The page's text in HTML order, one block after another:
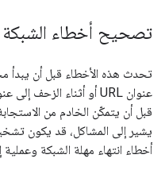
تصحيح أخطاء الشبكة
قبل أن يتمكّن الخادم من
يشير إلى المشاكل، قد يكون
أخطاء انتهاء مهلة الشبكة